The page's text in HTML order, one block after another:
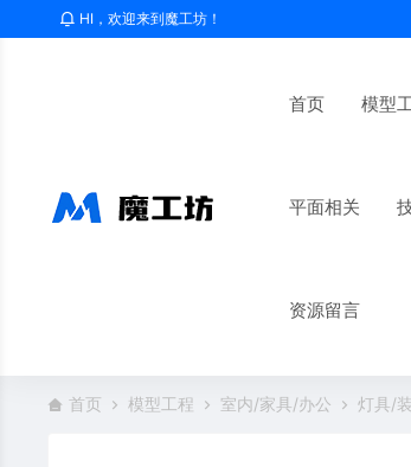
HI，欢迎来到魔工坊！
首页 模型
平面相关
资源留言
首页 模型工程 室内/家具/办公 灯具/